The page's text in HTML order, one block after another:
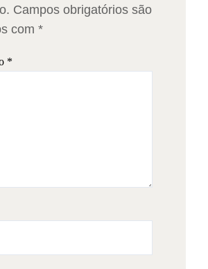
Campos obrigatórios são
com *
*